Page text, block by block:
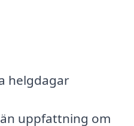
helgdagar
uppfattning om